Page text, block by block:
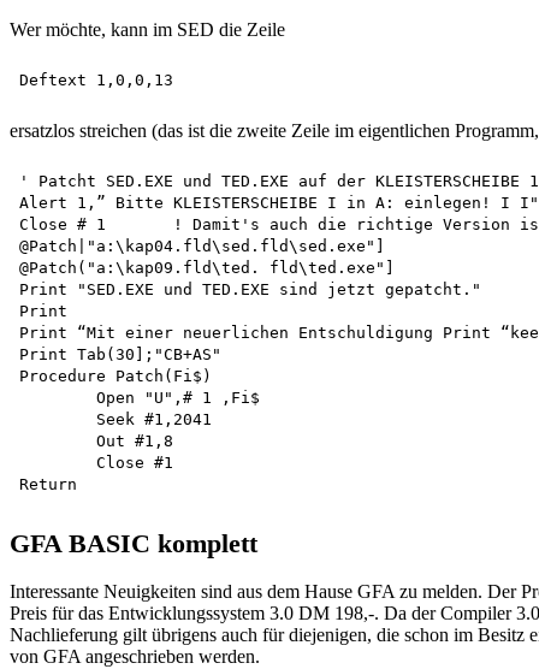
Wer möchte, kann im SED die Zeile
ersatzlos streichen (das ist die zweite Zeile im eigentlichen
' Patcht SED.EXE und TED.EXE auf der KLEISTERSCHEIBE
Alert 1,” Bitte KLEISTERSCHEIBE I in A: einlegen!
Close # 1	! Damit's auch die richtige Version ist
@Patch|"a:\kap04.fld\sed.fld\sed.exe"]
@Patch("a:\kap09.fld\ted. fld\ted.exe"]
Print "SED.EXE und TED.EXE sind jetzt gepatcht."
Print
Print “Mit einer neuerlichen Entschuldigung Print
Print Tab(30];"CB+AS"
Procedure Patch(Fi$)
GFA BASIC komplett
Interessante Neuigkeiten sind aus dem Hause GFA zu melden.
Preis für das Entwicklungssystem 3.0 DM 198,-. Da der Compiler
Nachlieferung gilt übrigens auch für diejenigen, die schon im Besitz
von GFA angeschrieben werden.